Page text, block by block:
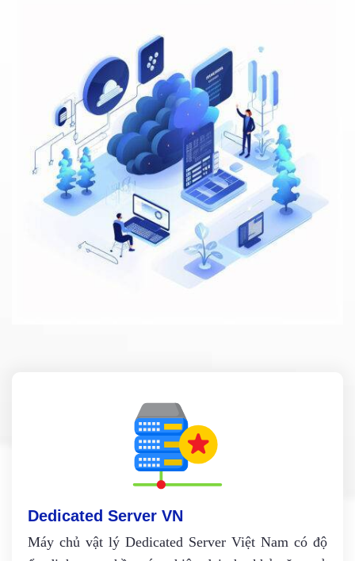
Dedicated Server VN
Máy chủ vật lý Dedicated Server Việt Nam có độ